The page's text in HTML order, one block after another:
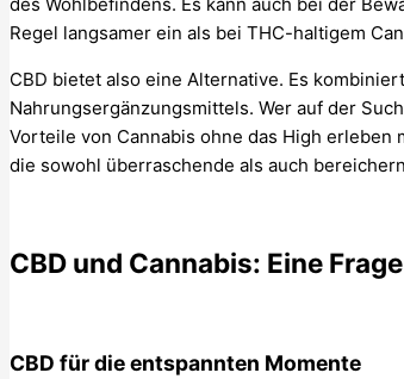
Regel langsamer ein als bei THC-haltigem
CBD bietet also eine Alternative. Es
Nahrungsergänzungsmittels. Wer auf der
Vorteile von Cannabis ohne das High erleben
die sowohl überraschende als auch
CBD und Cannabis: Eine
CBD für die entspannten Momente